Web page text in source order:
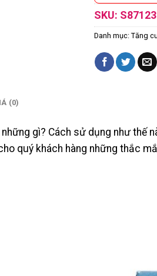
SKU: S87123
Danh mục: Tăng
(0)
những gì? Cách sử dụng như
quý khách hàng những thắc